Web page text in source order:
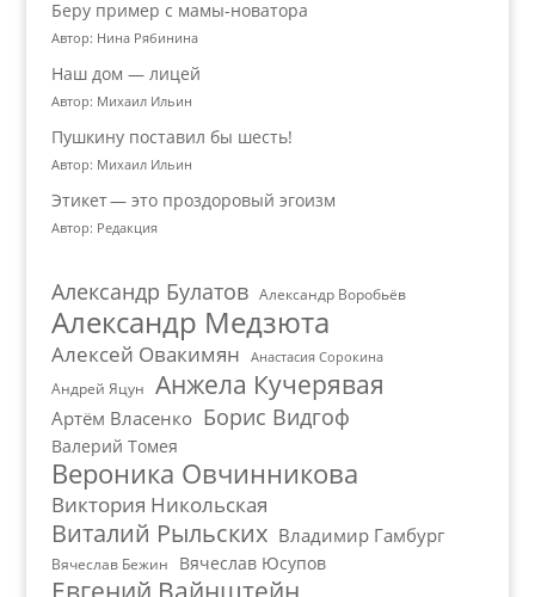
Беру пример с мамы-новатора
Автор: Нина Рябинина
Наш дом — лицей
Автор: Михаил Ильин
Пушкину поставил бы шесть!
Автор: Михаил Ильин
Этикет — это проздоровый эгоизм
Автор: Редакция
Александр Булатов Александр Воробьёв
Александр Медзюта
Алексей Овакимян Анастасия Сорокина
Андрей Яцун Анжела Кучерявая
Артём Власенко Борис Видгоф
Валерий Томея
Вероника Овчинникова
Виктория Никольская
Виталий Рыльских Владимир Гамбург
Вячеслав Бежин Вячеслав Юсупов